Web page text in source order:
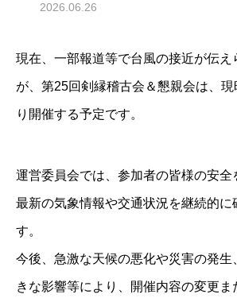
2026.06.26
現在、一部報道等で台風の接近が伝え
が、第25回剣縁稽古会＆懇親会は、
り開催する予定です。
運営委員会では、参加者の皆様の安全
最新の気象情報や交通状況を継続的に
す。
今後、急激な天候の悪化や災害の発生
きな影響等により、開催内容の変更